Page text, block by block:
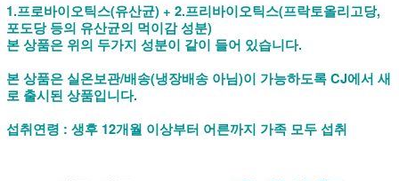
1.프로바이오틱스(유산균) + 2.프리바이오틱스(프락토올리고당,
포도당 등의 유산균의 먹이감 성분)
본 상품은 위의 두가지 성분이 같이 들어 있습니다.
본 상품은 실온보관/배송(냉장배송 아님)이 가능하도록 CJ에서 새
로 출시된 상품입니다.
섭취연령 : 생후 12개월 이상부터 어른까지 가족 모두 섭취